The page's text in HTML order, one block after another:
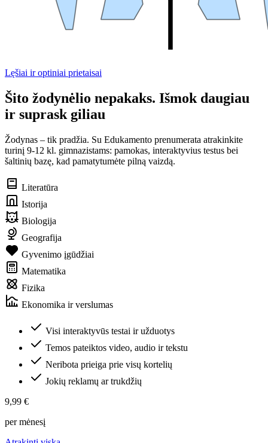
Lęšiai ir optiniai prietaisai
Šito žodynėlio nepakaks. Išmok daugiau
ir suprask giliau
Žodynas – tik pradžia. Su Edukamento prenumerata atrakinkite
turinį 9-12 kl. gimnazistams: pamokas, interaktyvius testus bei
šaltinių bazę, kad pamatytumėte pilną vaizdą.
Literatūra
Istorija
Biologija
Geografija
Gyvenimo įgūdžiai
Matematika
Fizika
Ekonomika ir verslumas
Visi interaktyvūs testai ir užduotys
Temos pateiktos video, audio ir tekstu
Neribota prieiga prie visų kortelių
Jokių reklamų ar trukdžių
9,99 €
per mėnesį